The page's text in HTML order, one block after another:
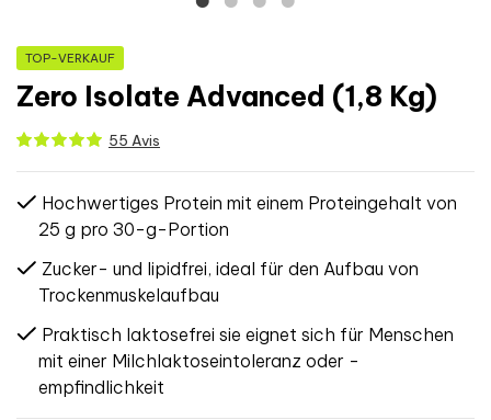
TOP-VERKAUF
Zero Isolate Advanced (1,8 Kg)
55 Avis
Hochwertiges Protein mit einem Proteingehalt von
25 g pro 30-g-Portion
Zucker- und lipidfrei, ideal für den Aufbau von
Trockenmuskelaufbau
Praktisch laktosefrei sie eignet sich für Menschen
mit einer Milchlaktoseintoleranz oder -
empfindlichkeit